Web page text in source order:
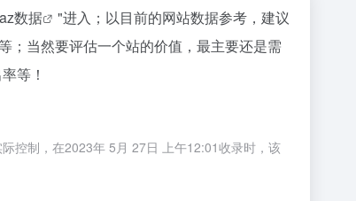
数据
"进入；以目前的网站数据参考，建议
；当然要评估一个站的价值，最主要还是需
等！
控制，在2023年 5月 27日 上午12:01收录时，该